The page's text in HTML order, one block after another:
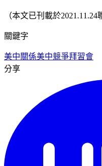
（本文已刊載於
關鍵字
美中關係美中競爭拜習會
分享